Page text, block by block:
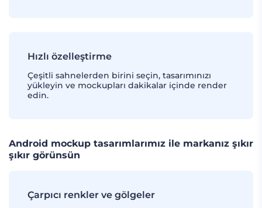
Hızlı özelleştirme
Çeşitli sahnelerden birini seçin, tasarımınızı
yükleyin ve mockupları dakikalar içinde render
edin.
Android mockup tasarımlarımız ile markanız şıkır
şıkır görünsün
Çarpıcı renkler ve gölgeler